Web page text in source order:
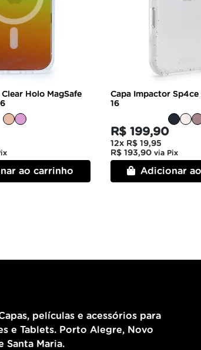
Holo MagSafe
ao carrinho
Capa Impactor
16
R$ 199,90
12x R$ 19,95
R$ 193,90 via Pix
Adicionar
películas e acessórios para
e Tablets. Porto Alegre, Novo
Santa Maria.